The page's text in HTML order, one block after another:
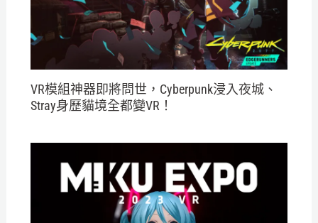
VR模組神器即將問世，Cyberpunk浸入夜城、
Stray身歷貓境全都變VR！